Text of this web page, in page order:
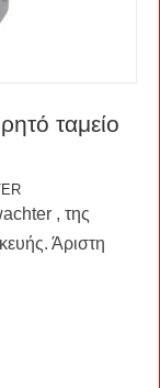
ταμείο
, της
Άριστη